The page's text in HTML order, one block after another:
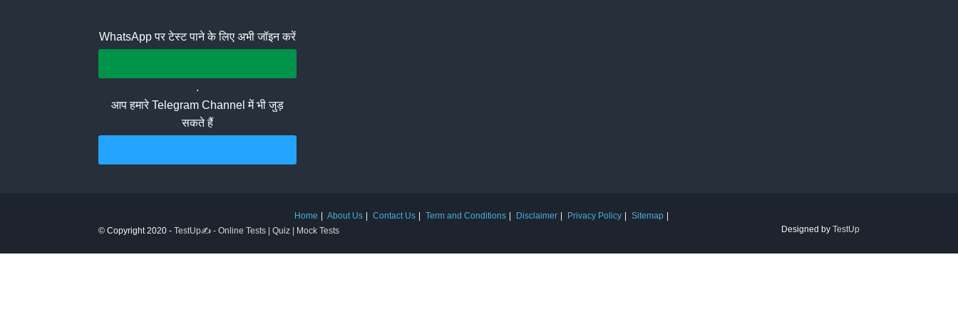
WhatsApp पर टेस्ट पाने के लिए अभी जॉइन करें
.
आप हमारे Telegram Channel में भी जुड़
सकते हैं
Home About Us Contact Us Term and Conditions Disclaimer Privacy Policy
Sitemap
© Copyright 2020 - TestUp✍️ - Online Tests | Quiz | Mock Tests Designed by TestUp